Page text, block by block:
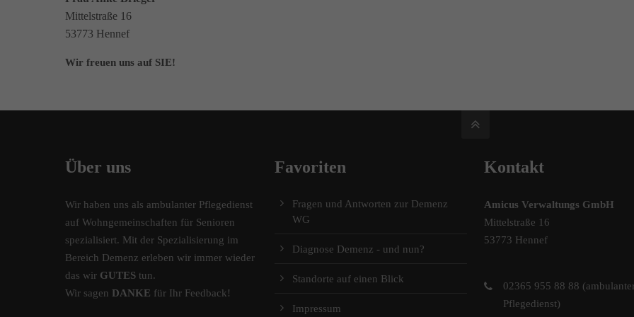
Mittelstraße 16
53773 Hennef
Wir freuen uns auf SIE!
Über uns
Wir haben uns als ambulanter Pflegedienst
auf Wohngemeinschaften für Senioren
spezialisiert. Mit der Spezialisierung im
Bereich Demenz erleben wir immer wieder
das wir GUTES tun.
Wir sagen DANKE für Ihr Feedback!
Favoriten
Fragen und Antworten zur Demenz
WG
Diagnose Demenz - und nun?
Standorte auf einen Blick
Impressum
Kontakt
Amicus Verwaltungs GmbH
Mittelstraße 16
53773 Hennef
02365 955 88 88
Pflegedienst)